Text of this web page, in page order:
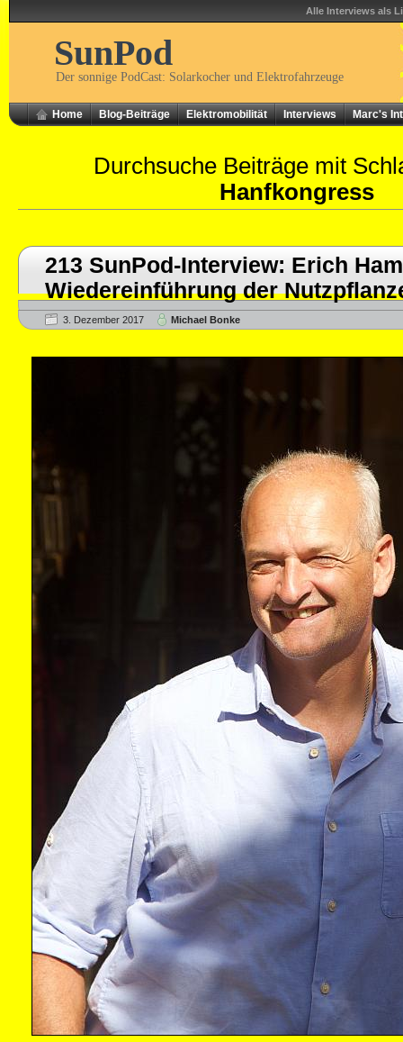
Alle Interviews als
SunPod
Der sonnige PodCast: Solarkocher und Elektrofahrzeuge
Home Blog-Beiträge Elektromobilität Interviews Marc's
Durchsuche Beiträge mit
Hanfkongress
213 SunPod-Interview: Erich
Wiedereinführung der
3. Dezember 2017 Michael Bonke